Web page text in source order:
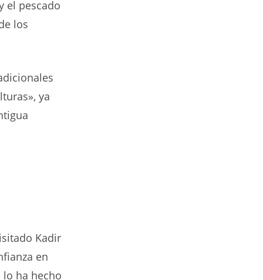
el pescado
los
ya
Kadir
en
lo ha hecho